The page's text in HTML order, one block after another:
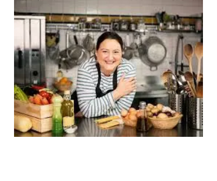
een
Italiaanse
Kookcursus